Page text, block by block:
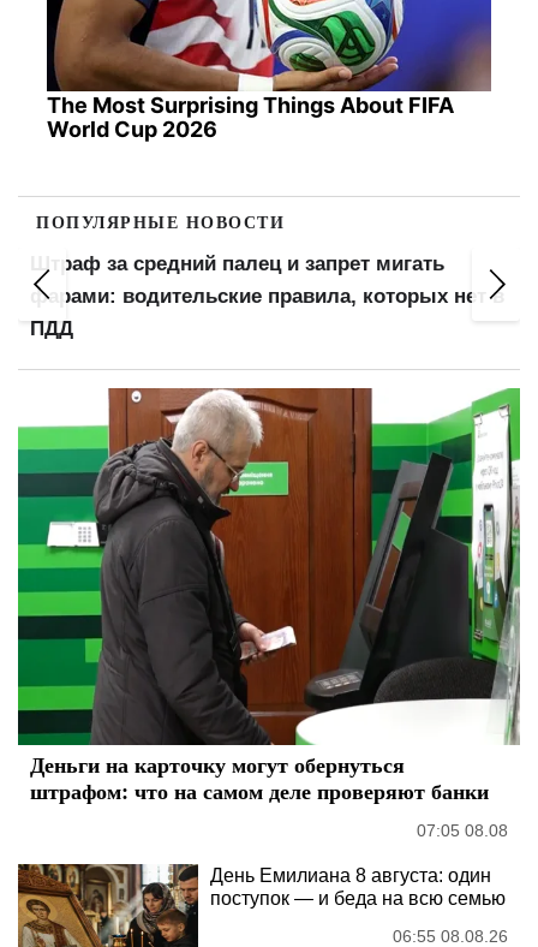
The Most Surprising Things About FIFA
World Cup 2026
ПОПУЛЯРНЫЕ НОВОСТИ
Штраф за средний палец и запрет мигать
фарами: водительские правила, которых нет в
ПДД
Деньги на карточку могут обернуться
штрафом: что на самом деле проверяют банки
07:05 08.08
День Емилиана 8 августа: один
поступок — и беда на всю семью
06:55 08.08.26